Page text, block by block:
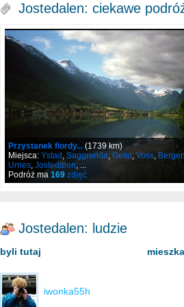
Jostedalen: ciekawe
Przystanek fiordy... (1739 km)
Miejsca: Ystad , Saggrenda, Geilo, Voss, Bergen
Urnes, Jostedalen, ...
Podróż ma 169 zdjęć
Jostedalen: ludzie
byli tutaj
iwonka55h